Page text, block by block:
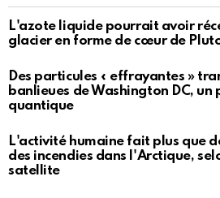
L'azote liquide pourrait avoir
glacier en forme de cœur de
Des particules « effrayantes »
banlieues de Washington DC, un
quantique
L'activité humaine fait plus que
des incendies dans l'Arctique,
satellite